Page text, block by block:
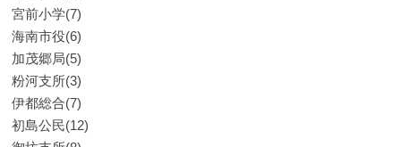
宮前小学(7)
海南市役(6)
加茂郷局(5)
粉河支所(3)
伊都総合(7)
初島公民(12)